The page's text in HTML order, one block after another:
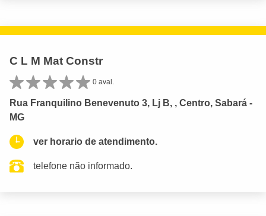
C L M Mat Constr
0 aval.
Rua Franquilino Benevenuto 3, Lj B, , Centro, Sabará -
MG
ver horario de atendimento.
telefone não informado.